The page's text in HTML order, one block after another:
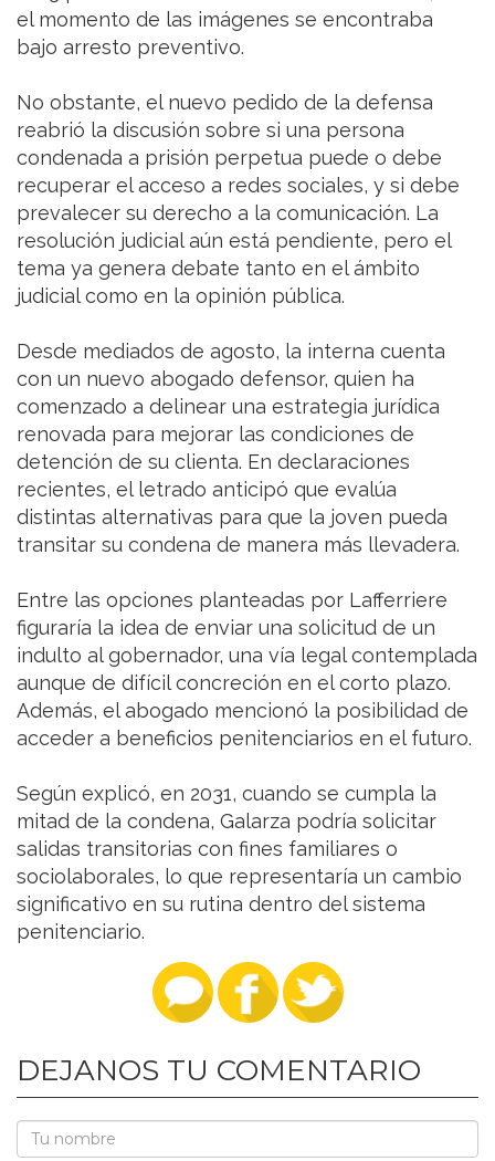
el momento de las imágenes se encontraba
bajo arresto preventivo.
No obstante, el nuevo pedido de la defensa
reabrió la discusión sobre si una persona
condenada a prisión perpetua puede o debe
recuperar el acceso a redes sociales, y si debe
prevalecer su derecho a la comunicación. La
resolución judicial aún está pendiente, pero el
tema ya genera debate tanto en el ámbito
judicial como en la opinión pública.
Desde mediados de agosto, la interna cuenta
con un nuevo abogado defensor, quien ha
comenzado a delinear una estrategia jurídica
renovada para mejorar las condiciones de
detención de su clienta. En declaraciones
recientes, el letrado anticipó que evalúa
distintas alternativas para que la joven pueda
transitar su condena de manera más llevadera.
Entre las opciones planteadas por Lafferriere
figuraría la idea de enviar una solicitud de un
indulto al gobernador, una vía legal contemplada
aunque de difícil concreción en el corto plazo.
Además, el abogado mencionó la posibilidad de
acceder a beneficios penitenciarios en el futuro.
Según explicó, en 2031, cuando se cumpla la
mitad de la condena, Galarza podría solicitar
salidas transitorias con fines familiares o
sociolaborales, lo que representaría un cambio
significativo en su rutina dentro del sistema
penitenciario.
DEJANOS TU COMENTARIO